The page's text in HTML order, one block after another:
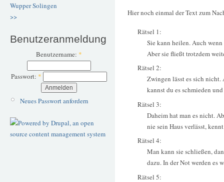
WupperSolingen
>>
Benutzeranmeldung
Benutzername: *
Passwort: *
Neues Passwort anfordern
Hier noch einmal der Text zum
Rätsel 1:
Sie kann heilen. Auch
Aber sie fließt trotzdem
Rätsel 2:
Zwingen lässt es sich nicht.
kannst du es schmieden
Rätsel 3:
Daheim hat man es nicht.
nie sein Haus verlässt,
Rätsel 4:
Man kann sie schließen,
dazu. In der Not werden es
Rätsel 5: